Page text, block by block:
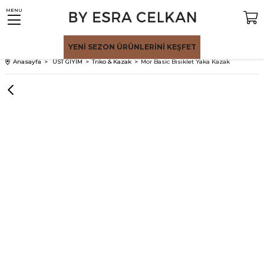
MENU
YENİ SEZON ÜRÜNLERİNİ KEŞFET
Anasayfa ÜST GİYİM Triko & Kazak Mor Basic Bisiklet Yaka Kazak